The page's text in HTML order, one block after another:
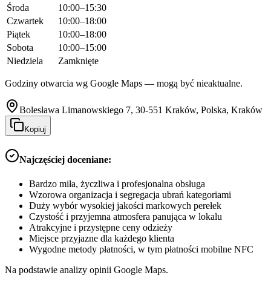
Środa
10:00–15:30
Czwartek
10:00–18:00
Piątek
10:00–18:00
Sobota
10:00–15:00
Niedziela
Zamknięte
Godziny otwarcia wg Google Maps — mogą być nieaktualne.
Bolesława Limanowskiego 7, 30-551 Kraków, Polska, Kraków
Kopiuj
Najczęściej doceniane:
Bardzo miła, życzliwa i profesjonalna obsługa
Wzorowa organizacja i segregacja ubrań kategoriami
Duży wybór wysokiej jakości markowych perełek
Czystość i przyjemna atmosfera panująca w lokalu
Atrakcyjne i przystępne ceny odzieży
Miejsce przyjazne dla każdego klienta
Wygodne metody płatności, w tym płatności mobilne NFC
Na podstawie analizy opinii Google Maps.